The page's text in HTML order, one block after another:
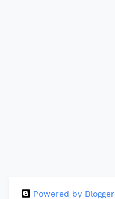
Powered by Blogger